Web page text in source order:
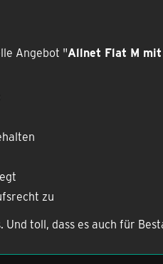
Angebot "Allnet Flat M mit
zu
toll, dass es auch für